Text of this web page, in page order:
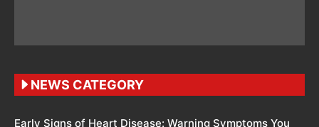
NEWS CATEGORY
Early Signs of Heart Disease: Warning Symptoms You